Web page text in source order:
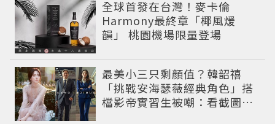
全球首發在台灣！麥卡倫
Harmony最終章「椰風煖
韻」 桃園機場限量登場
最美小三只剩顏值？韓韶禧
「挑戰安海瑟薇經典角色」搭
檔影帝實習生被嘲：看截圖就